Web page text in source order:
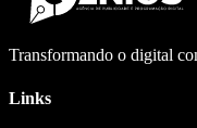
Transformando o digital
Links